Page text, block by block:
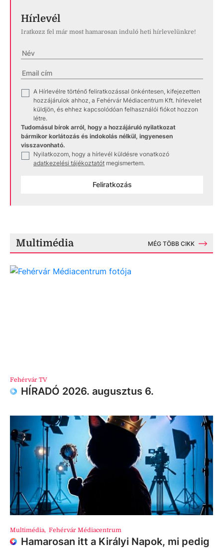
Hírlevél
Iratkozz fel már most hamarosan induló heti hírlevelünkre!
A Hírlevélre történő feliratkozással önkéntesen, kifejezetten
hozzájárulok ahhoz, a Fehérvár Médiacentrum Kft. hírlevelet
küldjön, és ehhez kapcsolódóan felhasználói fiókot hozzon
létre.
Tudomásul bírok arról, hogy a hozzájáruló nyilatkozat
bármikor korlátozás és indokolás nélkül, ingyenesen
visszavonható.
Nyilatkozom, hogy a hírlevél küldésre vonatkozó
adatkezelési tájékoztatót megismertem.
Feliratkozás
Multimédia MÉG TÖBB CIKK
Fehérvár TV
HÍRADÓ 2026. augusztus 6.
Multimédia, Fehérvár Médiacentrum
Hamarosan itt a Királyi Napok, mi pedig